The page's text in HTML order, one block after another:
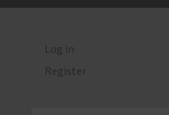
Log in
Register